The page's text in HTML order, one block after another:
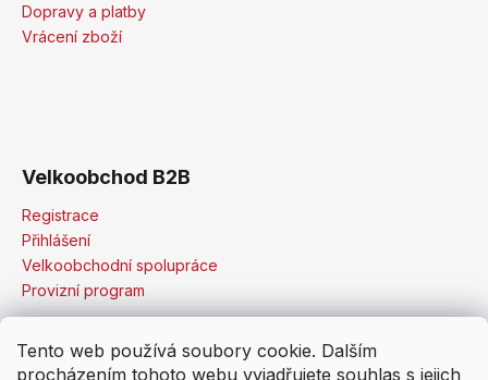
Tento web používá soubory cookie. Dalším
procházením tohoto webu vyjadřujete souhlas s jejich
Dopravy a platby
Vrácení zboží
Velkoobchod B2B
Registrace
Přihlášení
Velkoobchodní spolupráce
Provizní program